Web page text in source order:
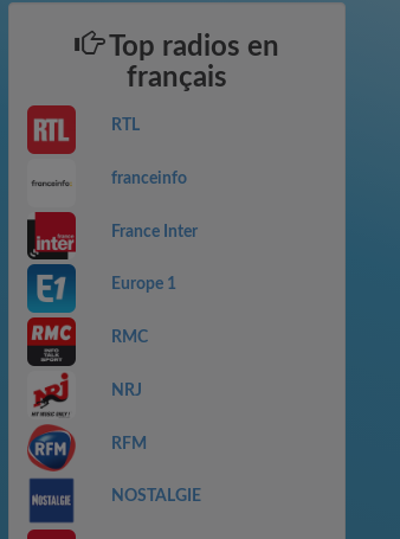
Top radios en
français
RTL
franceinfo
France Inter
Europe 1
RMC
NRJ
RFM
NOSTALGIE